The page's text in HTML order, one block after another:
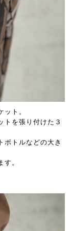
ト。
トを張り付けた３
ボトルなどの大き
。